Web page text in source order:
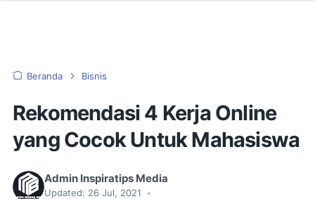
Beranda Bisnis
Rekomendasi 4 Kerja Online
yang Cocok Untuk Mahasiswa
Admin Inspiratips Media
Updated: 26 Jul, 2021
•